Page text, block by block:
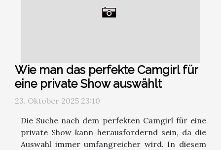
Wie man das perfekte Camgirl für
eine private Show auswählt
23. Oktober 2025 23:10
Die Suche nach dem perfekten Camgirl für eine
private Show kann herausfordernd sein, da die
Auswahl immer umfangreicher wird. In diesem